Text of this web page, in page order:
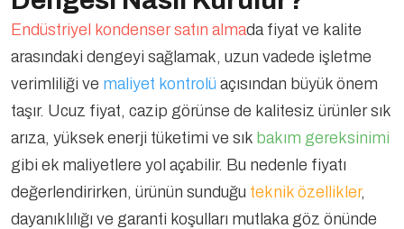
Endüstriyel kondenser satın almada fiyat ve kalite
arasındaki dengeyi sağlamak, uzun vadede işletme
verimliliği ve maliyet kontrolü açısından büyük önem
taşır. Ucuz fiyat, cazip görünse de kalitesiz ürünler sık
arıza, yüksek enerji tüketimi ve sık bakım gereksinimi
gibi ek maliyetlere yol açabilir. Bu nedenle fiyatı
değerlendirirken, ürünün sunduğu teknik özellikler,
dayanıklılığı ve garanti koşulları mutlaka göz önünde